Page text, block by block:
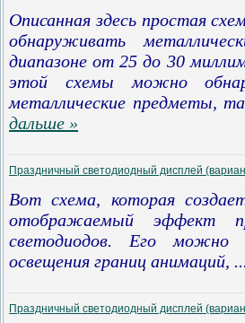
Описанная здесь простая
обнаруживать
диапазоне от 25 до 30
этой схемы можно
металлические предметы,
дальше »
Праздничный светодиодный дисплей
Вот схема, которая
отображаемый эффект
светодиодов. Его можно
освещения границ анимаций, ...
Праздничный светодиодный дисплей